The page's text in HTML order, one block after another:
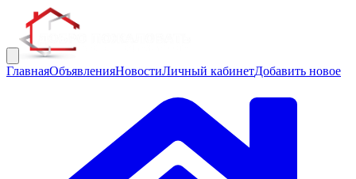
ГлавнаяОбъявленияНовостиЛичный кабинетДобавить новое